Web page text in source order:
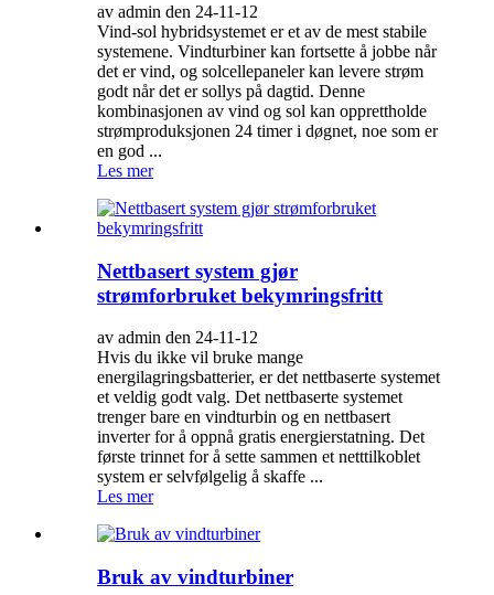
av admin den 24-11-12
Vind-sol hybridsystemet er et av de mest stabile
systemene. Vindturbiner kan fortsette å jobbe når
det er vind, og solcellepaneler kan levere strøm
godt når det er sollys på dagtid. Denne
kombinasjonen av vind og sol kan opprettholde
strømproduksjonen 24 timer i døgnet, noe som er
en god ...
Les mer
Nettbasert system gjør
strømforbruket bekymringsfritt
av admin den 24-11-12
Hvis du ikke vil bruke mange
energilagringsbatterier, er det nettbaserte systemet
et veldig godt valg. Det nettbaserte systemet
trenger bare en vindturbin og en nettbasert
inverter for å oppnå gratis energierstatning. Det
første trinnet for å sette sammen et netttilkoblet
system er selvfølgelig å skaffe ...
Les mer
Bruk av vindturbiner